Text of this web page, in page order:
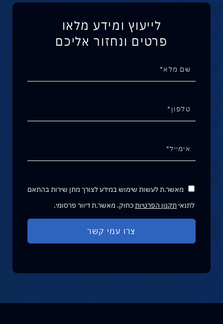
לייעוץ ומידע מלאו
פרטים ונחזור אליכם
מאשר.ת לעשות שימוש במידע לצורך מתן שירות בהתאם
לתנאי תקנון הפרטיות כחוק. מאשר.ת דיוור פרסומי.